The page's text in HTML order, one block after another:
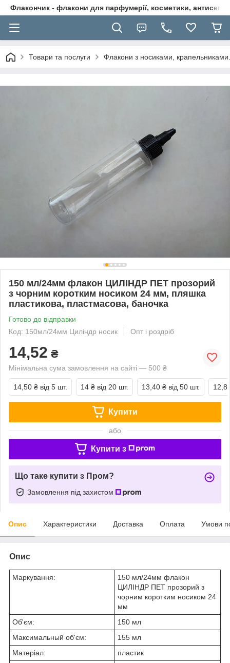
Флакончик - флакони для парфумерії, косметики,
Товари та послуги Флакони з носиками, крапельниками.
150 мл/24мм флакон ЦИЛІНДР ПЕТ прозорий
з чорним коротким носиком 24 мм, пляшка
пластикова, пластмасова, баночка
Готово до відправки
Код: 150мл/24мм Циліндр носик
Опт і роздріб
14,52 ₴
Мінімальна сума замовлення на сайті — 500 ₴
14,50 ₴ від 5 шт. 14 ₴ від 20 шт. 13,40 ₴ від 50 шт.
Купити
або
Купити з
Що таке купити з Пром?
Замовлення під захистом
Опис Характеристики Доставка Оплата Умови
Опис
Маркування:
150 мл/24мм флакон
ЦИЛІНДР ПЕТ прозорий з
чорним коротким носиком 24
мм
Об'єм:
150 мл
Максимальный об'єм:
155 мл
Матеріал:
пластик